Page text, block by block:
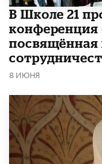
В Школе 21
конференция
посвящённая
8 ИЮНЯ